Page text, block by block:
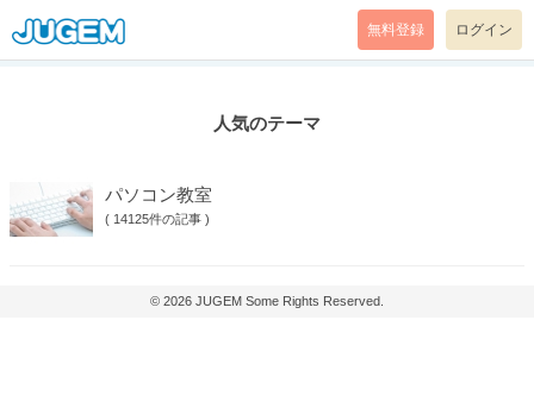
無料登録 ログイン
人気のテーマ
パソコン教室
( 14125件の記事 )
© 2026 JUGEM Some Rights Reserved.